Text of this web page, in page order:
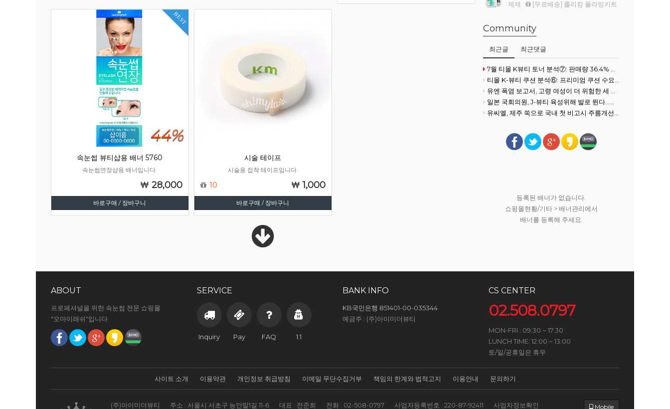
BEST
44%
속눈썹 뷰티샵용 배너 5760
속눈썹연장샵용 배너입니다.
28,000
바로구매 / 장바구니
시술 테이프
시술용 접착 테이프입니다.
10 1,000
바로구매 / 장바구니
제제
[무료배송] 롤리킹 플라잉키트
Community
최근글 최근댓글
7월 티몰 K뷰티 토너 분석⑦: 판매량 36.4% 증가
티몰 K-뷰티 쿠션 분석⑥: 프리미엄 쿠션 수요 확대
유엔 폭염 보고서, 고령 여성이 더 위험한 세 가지 이유
일본 국회의원, J-뷰티 육성위해 발로 뛴다...화장품협회 방문
유씨엘, 제주 쑥으로 국내 첫 비고시 주름개선 기능성 획득
등록된 배너가 없습니다.
쇼핑몰현황/기타 > 배너관리에서
배너를 등록해 주세요.
ABOUT
프로페셔널을 위한 속눈썹 전문 쇼핑몰
"오마이래쉬"입니다.
SERVICE
Inquiry Pay FAQ 1:1
BANK INFO
KB국민은행 851401-00-035344
예금주 : (주)아이미더뷰티
CS CENTER
02.508.0797
MON-FRI : 09:30 ~ 17:30
LUNCH TIME: 12:00 ~ 13:00
토/일/공휴일은 휴무
사이트 소개 이용약관 개인정보 취급방침 이메일 무단수집거부 책임의 한계와 법적고지 이용안내 문의하기
(주)아이미더뷰티 주소 : 서울시 서초구 능안말1길 11-6 대표 : 전준희 전화 : 02-508-0797 사업자등록번호 : 220-87-92411 사업자정보확인 Mobile